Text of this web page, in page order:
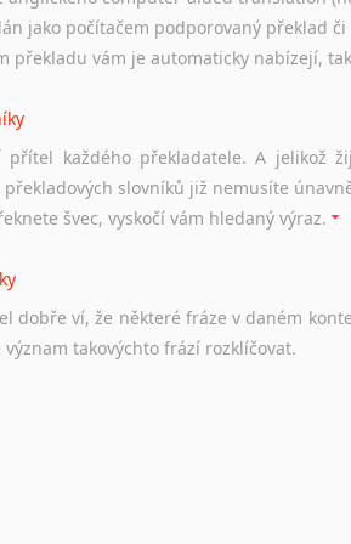
všem, kteří uvažují o studiu v
univerzity a samozřejmě i osobní
cenné informace nekomerčního
případně osobní zkušenosti
jako pro český životopis. Tak dost
jako počítačem podporovaný překlad
překladu vám je automaticky nabízejí,
přítel každého překladatele. A jelikož
slovníků již nemusíte
švec, vyskočí vám hledaný výraz.
dobře ví, že některé fráze v daném
význam takovýchto frází rozklíčovat.